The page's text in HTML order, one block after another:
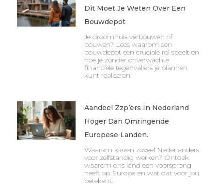
Dit Moet Je Weten Over Een
Bouwdepot
Je droomhuis verbouwen of
bouwen? Lees waarom een
bouwdepot een cruciale rol speelt en
hoe je zonder onverwachte
financiële tegenvallers je plannen
kunt realiseren.
Aandeel Zzp’ers In Nederland
Hoger Dan Omringende
Europese Landen.
Waarom kiezen zoveel Nederlanders
voor zelfstandig werken? Ontdek
waarom ons land een voorsprong
heeft op Europa en wat dat voor jou
betekent.